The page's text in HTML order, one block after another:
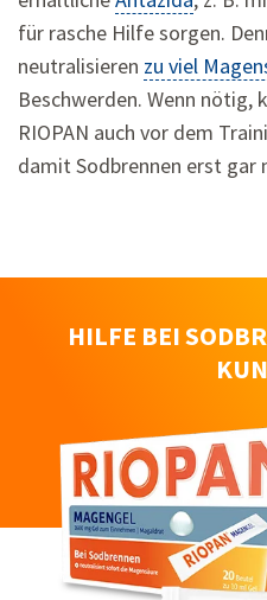
für rasche Hilfe sorgen.
neutralisieren zu viel
Beschwerden. Wenn nötig,
RIOPAN auch vor dem
damit Sodbrennen erst gar
HILFE BEI